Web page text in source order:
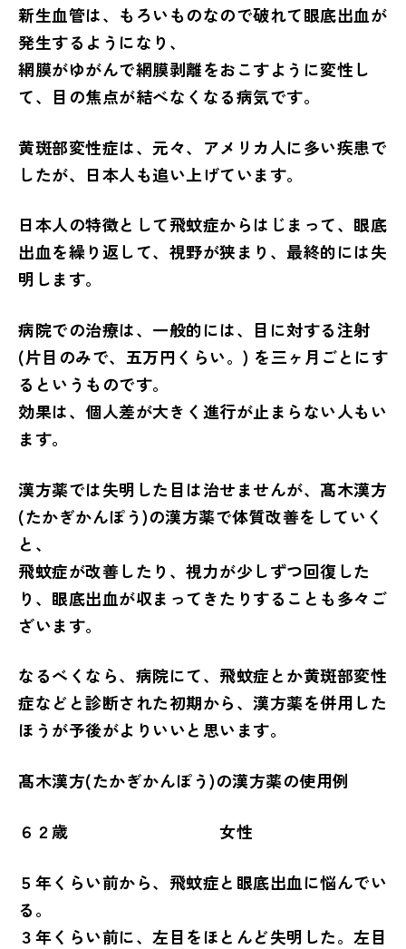
新生血管は、もろいものなので破れて眼底出血が
発生するようになり、
網膜がゆがんで網膜剥離をおこすように変性し
て、目の焦点が結べなくなる病気です。
黄斑部変性症は、元々、アメリカ人に多い疾患で
したが、日本人も追い上げています。
日本人の特徴として飛蚊症からはじまって、眼底
出血を繰り返して、視野が狭まり、最終的には失
明します。
病院での治療は、一般的には、目に対する注射
(片目のみで、五万円くらい。) を三ヶ月ごとにす
るというものです。
効果は、個人差が大きく進行が止まらない人もい
ます。
漢方薬では失明した目は治せませんが、髙木漢方
(たかぎかんぽう)の漢方薬で体質改善をしていく
と、
飛蚊症が改善したり、視力が少しずつ回復した
り、眼底出血が収まってきたりすることも多々ご
ざいます。
なるべくなら、病院にて、飛蚊症とか黄斑部変性
症などと診断された初期から、漢方薬を併用した
ほうが予後がよりいいと思います。
髙木漢方(たかぎかんぽう)の漢方薬の使用例
６２歳 女性
５年くらい前から、飛蚊症と眼底出血に悩んでい
る。
３年くらい前に、左目をほとんど失明した。左目